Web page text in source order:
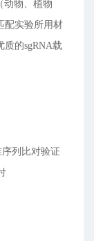
动物、植物
配实验所用材
质的sgRNA载
序列比对验证